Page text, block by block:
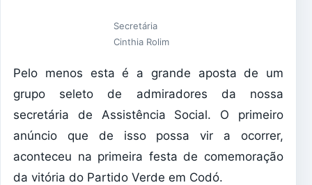
Secretária
Cinthia Rolim
Pelo menos esta é a grande aposta de um
grupo seleto de admiradores da nossa
secretária de Assistência Social. O primeiro
anúncio que de isso possa vir a ocorrer,
aconteceu na primeira festa de comemoração
da vitória do Partido Verde em Codó.